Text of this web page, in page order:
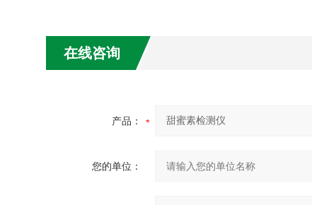
在线咨询
产品：
您的单位：